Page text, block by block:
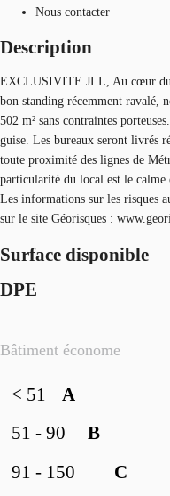
Nous contacter
Description
EXCLUSIVITE JLL, Au cœur du
bon standing récemment ravalé,
502 m² sans contraintes
guise. Les bureaux seront livrés
toute proximité des lignes de
particularité du local est le
Les informations sur les risques
sur le site Géorisques :
Surface disponible
DPE
Bâtiment économe
A
< 51
B
51 - 90
C
91 - 150